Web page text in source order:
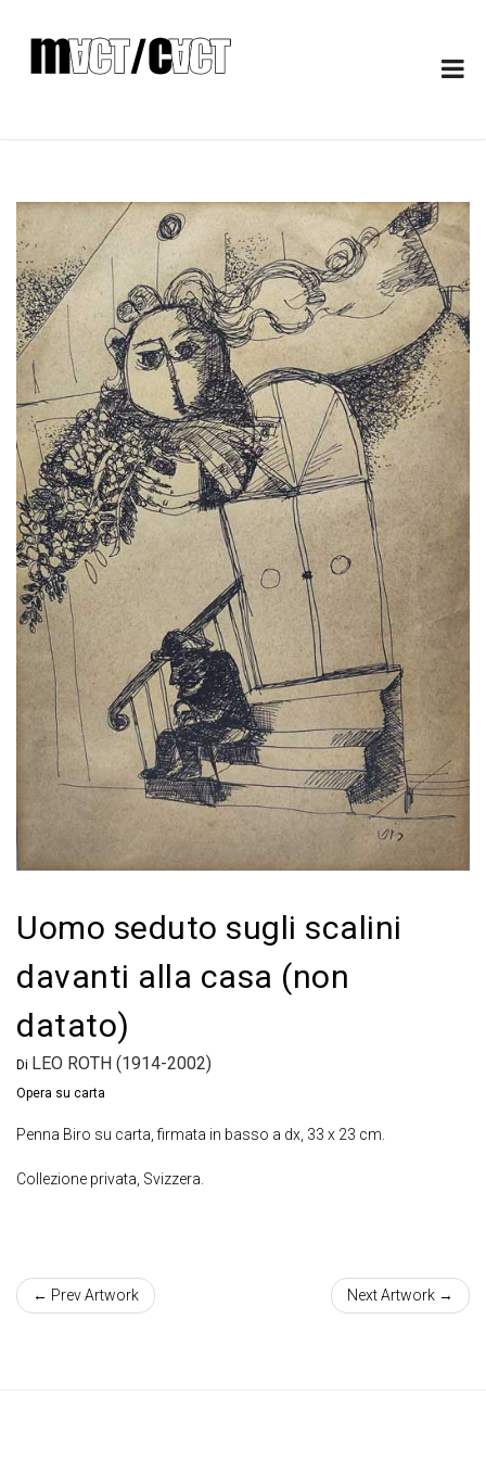
Uomo seduto sugli scalini
davanti alla casa (non
datato)
Di LEO ROTH (1914-2002)
Opera su carta
Penna Biro su carta, firmata in basso a dx, 33 x 23 cm.
Collezione privata, Svizzera.
← Prev Artwork Next Artwork →